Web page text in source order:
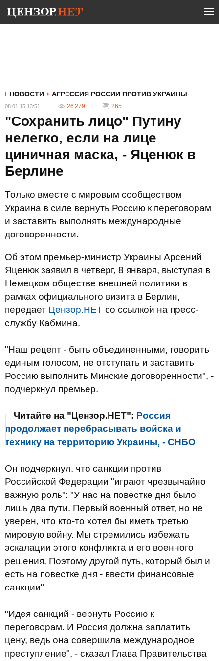
НОВОСТИ АГРЕССИЯ РОССИИ ПРОТИВ УКРАИНЫ
08.01.15 13:51 26 279 265
"Сохранить лицо" Путину
нелегко, если на лице
циничная маска, - Яценюк в
Берлине
Только вместе с мировым сообществом
Украина в силе вернуть Россию к переговорам
и заставить выполнять международные
договоренности.
Об этом премьер-министр Украины Арсений
Яценюк заявил в четверг, 8 января, выступая в
Немецком обществе внешней политики в
рамках официального визита в Берлин,
передает Цензор.НЕТ со ссылкой на пресс-
службу Кабмина.
"Наш рецепт - быть объединенными, говорить
единым голосом, не отступать и заставить
Россию выполнить Минские договоренности", -
подчеркнул премьер.
Читайте на "Цензор.НЕТ": Россия
продолжает перебрасывать войска и
технику на территорию Украины, - СНБО
Он подчеркнул, что санкции против
Российской Федерации "играют чрезвычайно
важную роль": "У нас на повестке дня было
лишь два пути. Первый военный ответ, но не
уверен, что кто-то хотел бы иметь третью
мировую войну. Мы стремились избежать
эскалации этого конфликта и его военного
решения. Поэтому другой путь, который был и
есть на повестке дня - ввести финансовые
санкции".
"Идея санкций - вернуть Россию к
переговорам. И Россия должна заплатить
цену, ведь она совершила международное
преступление", - сказал Глава Правительства